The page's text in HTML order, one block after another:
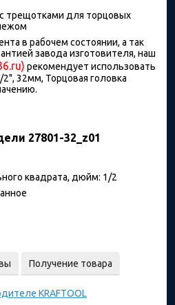
трещотками для торцовых
в рабочем состоянии, а так
завода изготовителя, наш
рекомендует использовать
2", 32мм, Торцовая головка
27801-32_z01
квадрата, дюйм: 1/2
Получение товара
KRAFTOOL